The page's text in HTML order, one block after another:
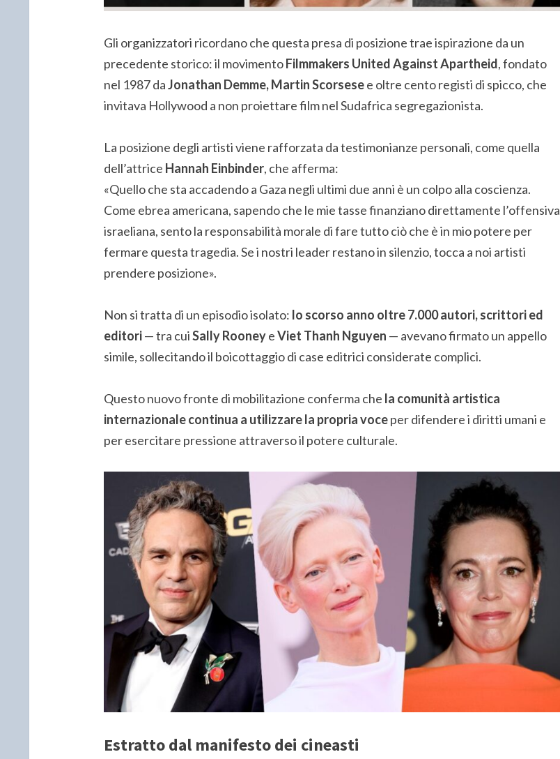
Gli organizzatori ricordano che questa presa di posizione trae ispirazione da un
precedente storico: il movimentoFilmmakers United Against Apartheid, fondato
nel 1987 daJonathan Demme, Martin Scorsesee oltre cento registi di spicco, che
invitava Hollywood a non proiettare film nel Sudafrica segregazionista.
La posizione degli artisti viene rafforzata da testimonianze personali, come quella
dell’attrice Hannah Einbinder, che afferma:
«Quello che sta accadendo a Gaza negli ultimi due anni è un colpo alla coscienza.
Come ebrea americana, sapendo che le mie tasse finanziano direttamente l’offensiva
israeliana, sento la responsabilità morale di fare tutto ciò che è in mio potere per
fermare questa tragedia. Se i nostri leader restano in silenzio, tocca a noi artisti
prendere posizione».
Non si tratta di un episodio isolato: lo scorso anno oltre 7.000 autori, scrittori ed
editori— tra cuiSally RooneyeViet Thanh Nguyen — avevano firmato un appello
simile, sollecitando il boicottaggio di case editrici considerate complici.
Questo nuovo fronte di mobilitazione conferma che la comunità artistica
internazionale continua a utilizzare la propria voceper difendere i diritti umani e
per esercitare pressione attraverso il potere culturale.
Estratto dal manifesto dei cineasti